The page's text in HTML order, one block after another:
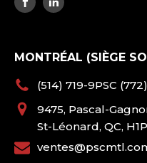
MONTRÉAL (SIÈGE
(514) 719-9PSC (772)
9475, Pascal-
St-Léonard, QC,